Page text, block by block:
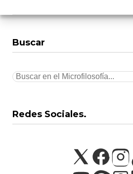
Buscar
Redes Sociales.